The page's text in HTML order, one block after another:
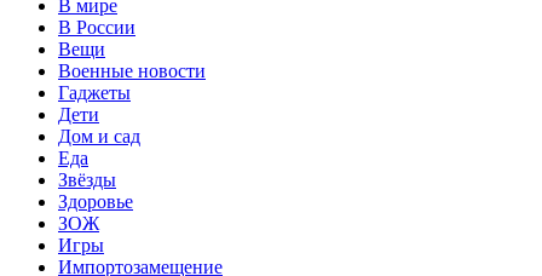
В мире
В России
Вещи
Военные новости
Гаджеты
Дети
Дом и сад
Еда
Звёзды
Здоровье
ЗОЖ
Игры
Импортозамещение